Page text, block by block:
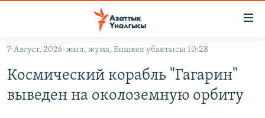
Навигацияга
өтүңүз
салыңыз
ДҮЙНӨ
7-Август, 2026-жыл, жума, Бишкек убактысы 10:28
Космический корабль "Гагарин"
выведен на околоземную орбиту